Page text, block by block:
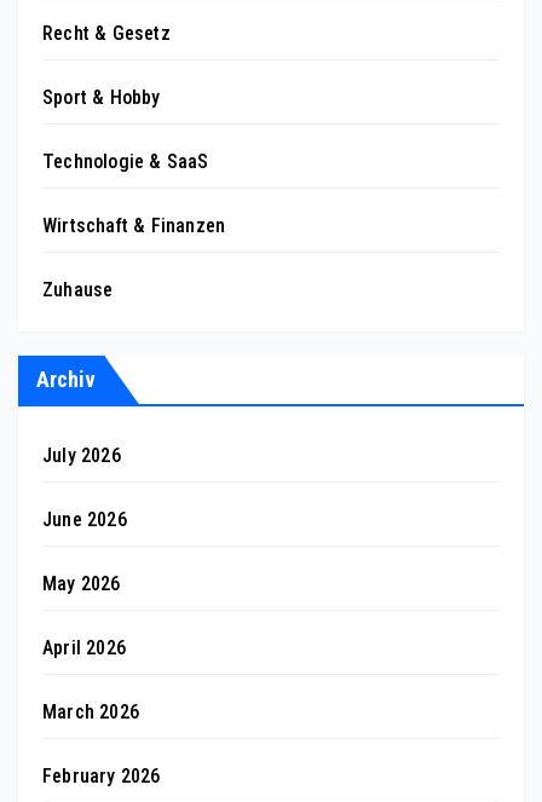
Recht & Gesetz
Sport & Hobby
Technologie & SaaS
Wirtschaft & Finanzen
Zuhause
Archiv
July 2026
June 2026
May 2026
April 2026
March 2026
February 2026